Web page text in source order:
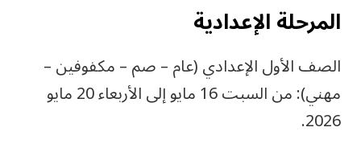
المرحلة الإعدادية
الصف الأول الإعدادي (عام – صم – مكفوفين –
مهني): من السبت 16 مايو إلى الأربعاء 20 مايو
2026.